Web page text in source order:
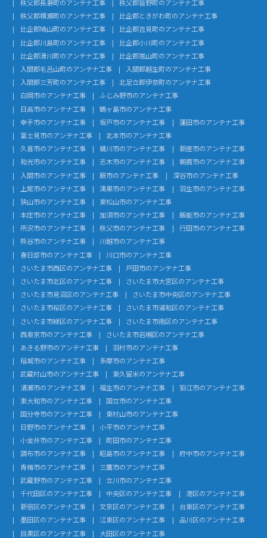
秩父郡長瀞町のアンテナ工事
秩父郡皆野町のアンテナ工事
秩父郡横瀬町のアンテナ工事
比企郡ときがわ町のアンテナ工事
比企郡鳩山町のアンテナ工事
比企郡吉見町のアンテナ工事
比企郡川島町のアンテナ工事
比企郡小川町のアンテナ工事
比企郡滑川町のアンテナ工事
比企郡嵐山町のアンテナ工事
入間郡毛呂山町のアンテナ工事
入間郡越生町のアンテナ工事
入間郡三芳町のアンテナ工事
北足立郡伊奈町のアンテナ工事
白岡市のアンテナ工事
ふじみ野市のアンテナ工事
日高市のアンテナ工事
鶴ヶ島市のアンテナ工事
幸手市のアンテナ工事
坂戸市のアンテナ工事
蓮田市のアンテナ工事
富士見市のアンテナ工事
北本市のアンテナ工事
久喜市のアンテナ工事
桶川市のアンテナ工事
新座市のアンテナ工事
和光市のアンテナ工事
志木市のアンテナ工事
朝霞市のアンテナ工事
入間市のアンテナ工事
蕨市のアンテナ工事
深谷市のアンテナ工事
上尾市のアンテナ工事
鴻巣市のアンテナ工事
羽生市のアンテナ工事
狭山市のアンテナ工事
東松山市のアンテナ工事
本庄市のアンテナ工事
加須市のアンテナ工事
飯能市のアンテナ工事
所沢市のアンテナ工事
秩父市のアンテナ工事
行田市のアンテナ工事
熊谷市のアンテナ工事
川越市のアンテナ工事
春日部市のアンテナ工事
川口市のアンテナ工事
さいたま市西区のアンテナ工事
戸田市のアンテナ工事
さいたま市北区のアンテナ工事
さいたま市大宮区のアンテナ工事
さいたま市見沼区のアンテナ工事
さいたま市中央区のアンテナ工事
さいたま市桜区のアンテナ工事
さいたま市浦和区のアンテナ工事
さいたま市緑区のアンテナ工事
さいたま市南区のアンテナ工事
西東京市のアンテナ工事
さいたま市岩槻区のアンテナ工事
あきる野市のアンテナ工事
羽村市のアンテナ工事
稲城市のアンテナ工事
多摩市のアンテナ工事
武蔵村山市のアンテナ工事
東久留米のアンテナ工事
清瀬市のアンテナ工事
福生市のアンテナ工事
狛江市のアンテナ工事
東大和市のアンテナ工事
国立市のアンテナ工事
国分寺市のアンテナ工事
東村山市のアンテナ工事
日野市のアンテナ工事
小平市のアンテナ工事
小金井市のアンテナ工事
町田市のアンテナ工事
調布市のアンテナ工事
昭島市のアンテナ工事
府中市のアンテナ工事
青梅市のアンテナ工事
三鷹市のアンテナ工事
武蔵野市のアンテナ工事
立川市のアンテナ工事
千代田区のアンテナ工事
中央区のアンテナ工事
港区のアンテナ工事
新宿区のアンテナ工事
文京区のアンテナ工事
台東区のアンテナ工事
墨田区のアンテナ工事
江東区のアンテナ工事
品川区のアンテナ工事
目黒区のアンテナ工事
大田区のアンテナ工事